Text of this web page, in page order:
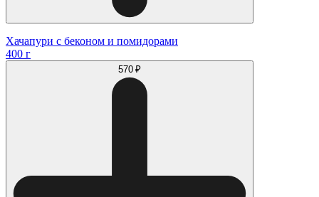
Хачапури с беконом и помидорами
400 г
570 ₽